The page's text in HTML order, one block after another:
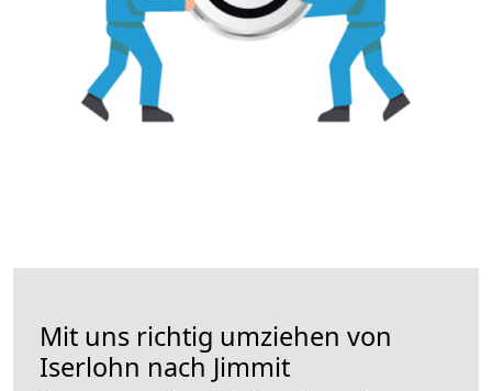
Mit uns richtig umziehen von
Iserlohn nach Jimmit